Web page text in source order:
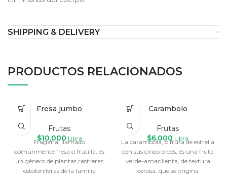
SHIPPING & DELIVERY
PRODUCTOS RELACIONADOS
Fresa jumbo
Frutas
$10,000 Libra
Fragaria, llamado
comúnmente fresa o frutilla, es
un género de plantas rastreras
estoloniferas de la familia
Carambolo
Frutas
$6,000 Libra
La carambola, o fruta de estrella
con sus cinco picos, es una fruta
verde-amarillenta, de textura
cerosa, que se origina